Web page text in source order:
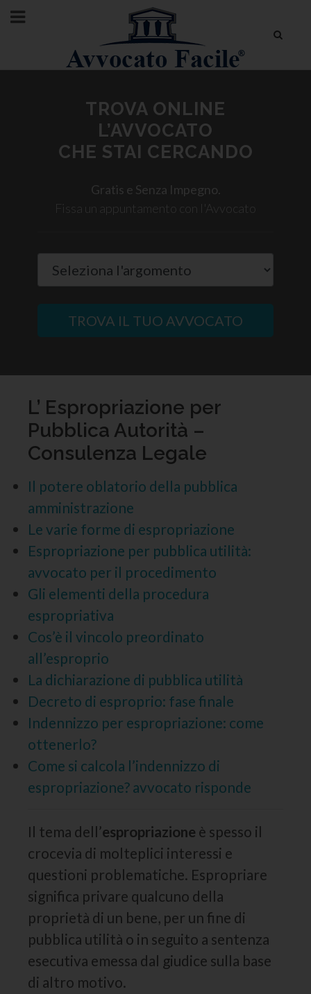
TROVA ONLINE
L’AVVOCATO
CHE STAI CERCANDO
Gratis e Senza Impegno.
Fissa un appuntamento con l'Avvocato
TROVA IL TUO AVVOCATO
L’ Espropriazione per
Pubblica Autorità –
Consulenza Legale
Il potere oblatorio della pubblica
amministrazione
Le varie forme di espropriazione
Espropriazione per pubblica utilità:
avvocato per il procedimento
Gli elementi della procedura
espropriativa
Cos’è il vincolo preordinato
all’esproprio
La dichiarazione di pubblica utilità
Decreto di esproprio: fase finale
Indennizzo per espropriazione: come
ottenerlo?
Come si calcola l’indennizzo di
espropriazione? avvocato risponde
Il tema dell’espropriazione è spesso il
crocevia di molteplici interessi e
questioni problematiche. Espropriare
significa privare qualcuno della
proprietà di un bene, per un fine di
pubblica utilità o in seguito a sentenza
esecutiva emessa dal giudice sulla base
di altro motivo.